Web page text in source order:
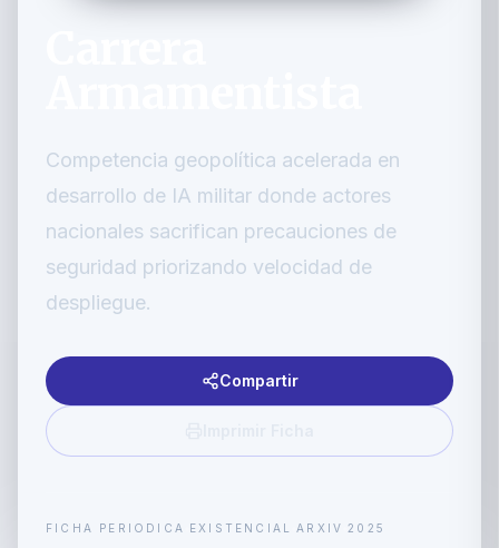
Competencia geopolítica acelerada en
desarrollo de IA militar donde actores
nacionales sacrifican precauciones de
seguridad priorizando velocidad de
despliegue.
Compartir
FICHA PERIODICA EXISTENCIAL ARXIV 2025